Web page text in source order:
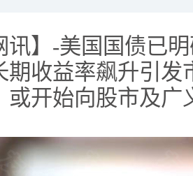
讯】-美国国债已
期收益率飙升引
或开始向股市及广